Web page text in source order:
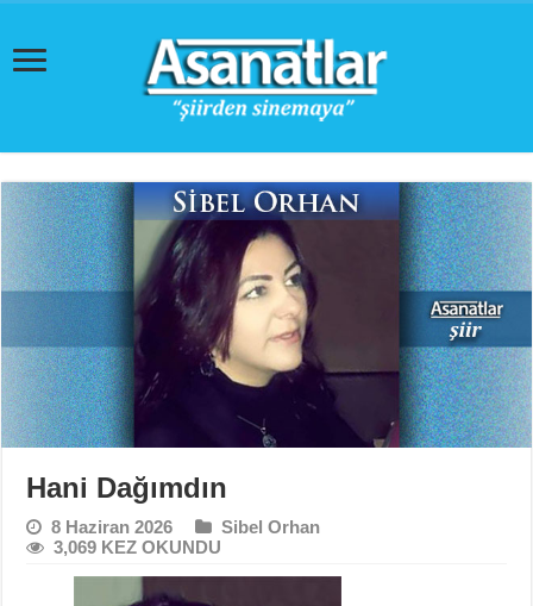
Hani Dağımdın
8 Haziran 2026
Sibel Orhan
3,069 KEZ OKUNDU